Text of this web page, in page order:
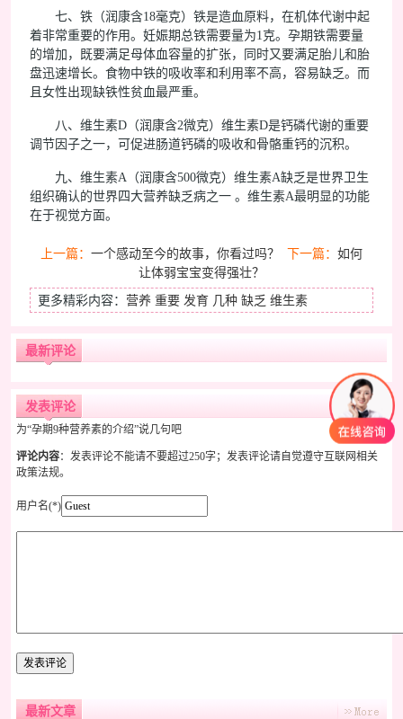
七、铁（润康含18毫克）铁是造血原料，在机体代谢中起
着非常重要的作用。妊娠期总铁需要量为1克。孕期铁需要量
的增加，既要满足母体血容量的扩张，同时又要满足胎儿和胎
盘迅速增长。食物中铁的吸收率和利用率不高，容易缺乏。而
且女性出现缺铁性贫血最严重。
八、维生素D（润康含2微克）维生素D是钙磷代谢的重要
调节因子之一，可促进肠道钙磷的吸收和骨骼重钙的沉积。
九、维生素A（润康含500微克）维生素A缺乏是世界卫生
组织确认的世界四大营养缺乏病之一 。维生素A最明显的功能
在于视觉方面。
上一篇： 一个感动至今的故事，你看过吗？ 下一篇： 如何
让体弱宝宝变得强壮？
更多精彩内容： 营养 重要 发育 几种 缺乏 维生素
最新评论
发表评论
为“孕期9种营养素的介绍”说几句吧
评论内容：发表评论不能请不要超过250字；发表评论请自觉遵守互联网相关
政策法规。
用户名(*)
最新文章